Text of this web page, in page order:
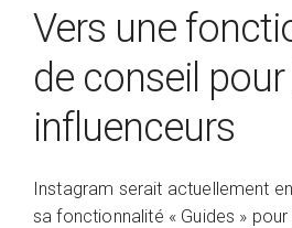
Vers une
de conseil pour
influenceurs
Instagram serait actuellement
sa fonctionnalité « Guides »